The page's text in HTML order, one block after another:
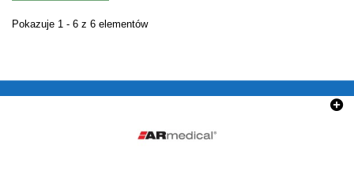
Pokazuje 1 - 6 z 6 elementów